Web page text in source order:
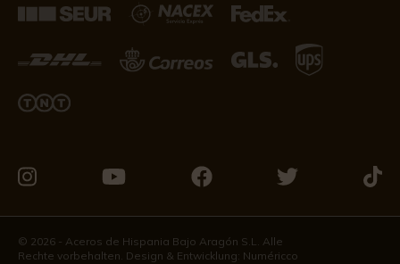
Sie
uns
Sie
uns
Sie
uns
Sie
uns
Sie
© 2026 - Aceros de Hispania Bajo Aragón S.L. Alle
Rechte vorbehalten. Design & Entwicklung: Numéricco